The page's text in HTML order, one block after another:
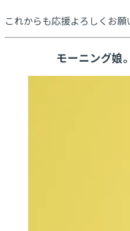
これからも応援よろしくお願
モーニング娘